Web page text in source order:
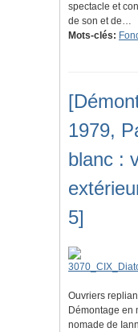
spectacle et
de son et de…
Mots-clés:
1979,
blanc :
5]
Ouvriers
Démontage en
nomade de